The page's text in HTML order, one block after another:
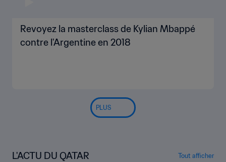
Revoyez la masterclass de Kylian Mbappé
contre l'Argentine en 2018
PLUS
L'ACTU DU QATAR Tout afficher